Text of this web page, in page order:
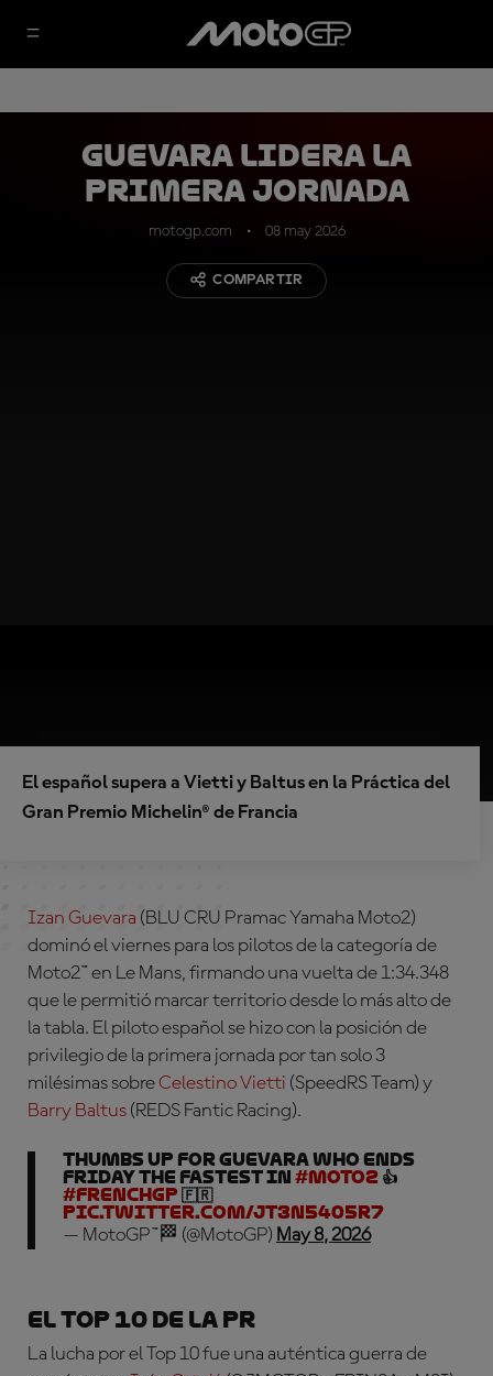
Guevara lidera la
primera jornada
motogp.com 08 may 2026
COMPARTIR
El español supera a Vietti y Baltus en la Práctica del
Gran Premio Michelin® de Francia
Izan Guevara (BLU CRU Pramac Yamaha Moto2)
dominó el viernes para los pilotos de la categoría de
Moto2™ en Le Mans, firmando una vuelta de 1:34.348
que le permitió marcar territorio desde lo más alto de
la tabla. El piloto español se hizo con la posición de
privilegio de la primera jornada por tan solo 3
milésimas sobre Celestino Vietti (SpeedRS Team) y
Barry Baltus (REDS Fantic Racing).
Thumbs up for Guevara who ends
Friday the fastest in #Moto2 👍
#FrenchGP 🇫🇷
pic.twitter.com/JT3N5405r7
— MotoGP™🏁 (@MotoGP) May 8, 2026
El Top 10 de la PR
La lucha por el Top 10 fue una auténtica guerra de